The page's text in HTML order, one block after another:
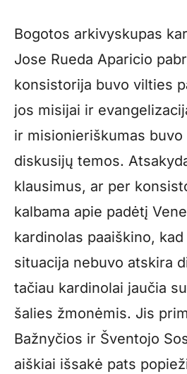
Bogotos arkivyskupas
Jose Rueda Aparicio
konsistorija buvo vilties
jos misijai ir
ir misionieriškumas buvo
diskusijų temos.
klausimus, ar per
kalbama apie padėtį
kardinolas paaiškino,
situacija nebuvo atskira
tačiau kardinolai jaučia
šalies žmonėmis. Jis
Bažnyčios ir Šventojo
aiškiai išsakė pats